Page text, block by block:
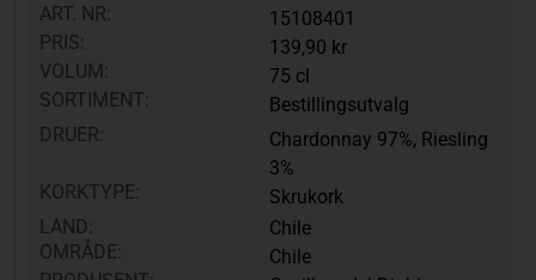
ART. NR:
15108401
PRIS:
139,90 kr
VOLUM:
75 cl
SORTIMENT:
Bestillingsutvalg
DRUER:
Chardonnay 97%, Riesling
3%
KORKTYPE:
Skrukork
LAND:
Chile
OMRÅDE:
Chile